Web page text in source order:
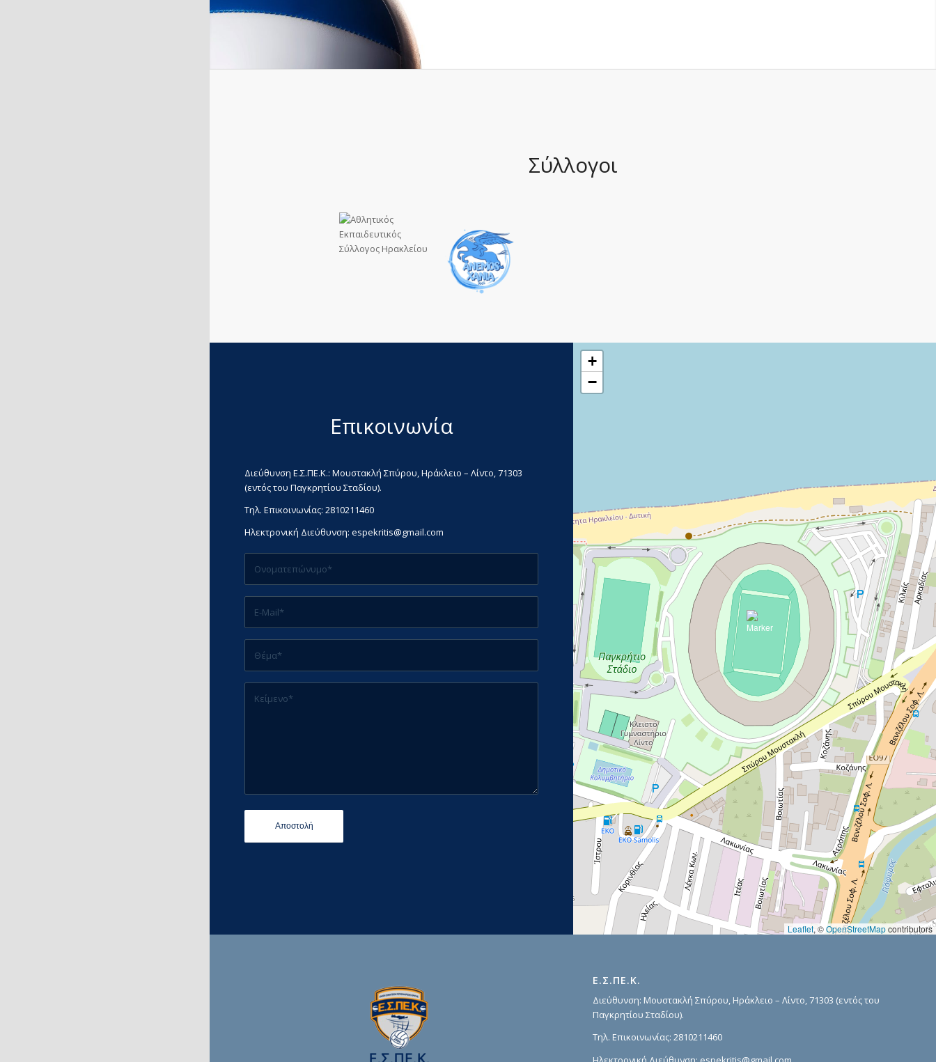
Σύλλογοι
Επικοινωνία
Διεύθυνση Ε.Σ.ΠΕ.Κ.: Μουστακλή Σπύρου, Ηράκλειο – Λίντο, 71303
(εντός του Παγκρητίου Σταδίου).
Τηλ. Επικοινωνίας: 2810211460
Ηλεκτρονική Διεύθυνση: espekritis@gmail.com
+
−
Leaflet, ©OpenStreetMapcontributors
Ε.Σ.ΠΕ.Κ.
Διεύθυνση: Μουστακλή Σπύρου, Ηράκλειο – Λίντο, 71303 (εντός του
Παγκρητίου Σταδίου).
Τηλ. Επικοινωνίας: 2810211460